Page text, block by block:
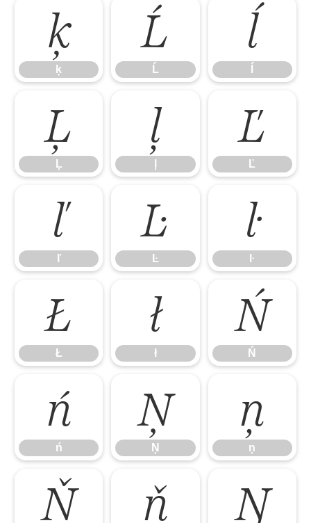
ķ
ķ
Ĺ
Ĺ
ĺ
Ļ
Ļ
ļ Ľ
Ľ
ľ
ľ
Ŀ
Ŀ
ŀ
ŀ
Ł
Ł
ł
ł
Ń
Ń
ń
ń
Ņ
Ņ
ņ
ņ
Ň ň Ŋ